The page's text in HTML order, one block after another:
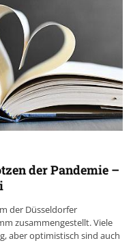
der Pandemie –
der Düsseldorfer
zusammengestellt. Viele
aber optimistisch sind auch